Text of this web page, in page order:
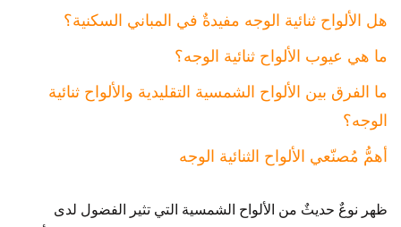
هل الألواح ثنائية الوجه مفيدةٌ في المباني السكنية؟
ما هي عيوب الألواح ثنائية الوجه؟
ما الفرق بين الألواح الشمسية التقليدية والألواح ثنائية
الوجه؟
أهمُّ مُصنّعي الألواح الثنائية الوجه
ظهر نوعٌ حديثٌ من الألواح الشمسية التي تثير الفضول لدى